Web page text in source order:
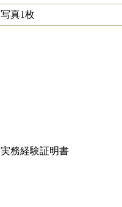
写真1枚
実務経験証明書